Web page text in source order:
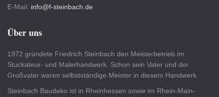
E-Mail: info@f-steinbach.de
Über uns
1972 gründete Friedrich Steinbach den Meisterbetrieb im
Stuckateur- und Malerhandwerk. Schon sein Vater und der
Großvater waren selbstständige Meister in diesem Handwerk.
Steinbach Baudeko ist in Rheinhessen sowie im Rhein-Main-